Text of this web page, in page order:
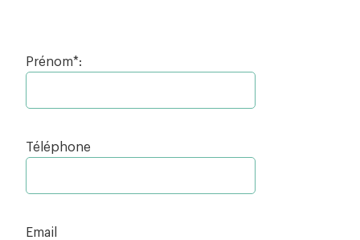
Prénom*:
Téléphone
Email